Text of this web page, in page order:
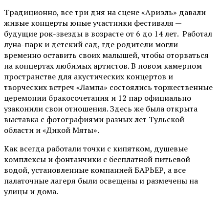
Традиционно, все три дня на сцене«Ариэль» давали
живые концерты юные участники фестиваля —
будущие рок-звезды в возрасте от 6 до 14 лет. Работал
луна-парк и детский сад, где родители могли
временно оставить своих малышей, чтобы оторваться
на концертах любимых артистов. В новом камерном
пространстве для акустических концертов и
творческих встреч «Лампа» состоялись торжественные
церемонии бракосочетания и 12 пар официально
узаконили свои отношения. Здесь же была открыта
выставка с фотографиями разных лет Тульской
области и «Дикой Мяты».
Как всегда работали точки с кипятком, душевые
комплексы и фонтанчики с бесплатной питьевой
водой, установленные компанией БАРЬЕР, а все
палаточные лагеря были освещены и размечены на
улицы и дома.